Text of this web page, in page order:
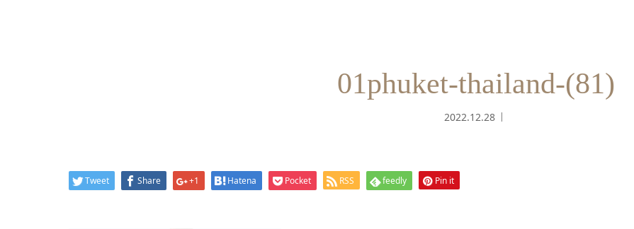
01phuket-thailand-(81)
2022.12.28
Tweet Share +1 Hatena Pocket RSS feedly Pin it